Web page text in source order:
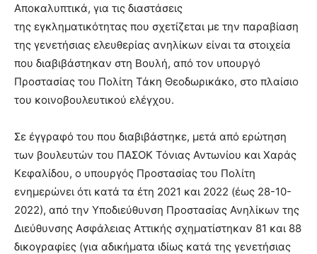
blonde
lesbians
very
hot
cam
show.desi
xxx
teaches
you
the
of
pain.
pornhun
hd
Αποκαλυπτικά, για τις διαστάσεις
της εγκληματικότητας που σχετίζεται με την παραβίαση
της γενετήσιας ελευθερίας ανηλίκων είναι τα στοιχεία
που διαβιβάστηκαν στη Βουλή, από τον υπουργό
Προστασίας του Πολίτη Τάκη Θεοδωρικάκο, στο πλαίσιο
του κοινοβουλευτικού ελέγχου.
Σε έγγραφό του που διαβιβάστηκε, μετά από ερώτηση
των βουλευτών του ΠΑΣΟΚ Τόνιας Αντωνίου και Χαράς
Κεφαλίδου, ο υπουργός Προστασίας του Πολίτη
ενημερώνει ότι κατά τα έτη 2021 και 2022 (έως 28-10-
2022), από την Υποδιεύθυνση Προστασίας Ανηλίκων της
Διεύθυνσης Ασφάλειας Αττικής σχηματίστηκαν 81 και 88
δικογραφίες (για αδικήματα ιδίως κατά της γενετήσιας